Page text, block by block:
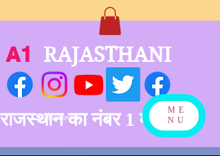
राजस्थान का नंबर 1 मीडिया
बनने को अग्रसर
ME
NU
A1 RAJASTHANI